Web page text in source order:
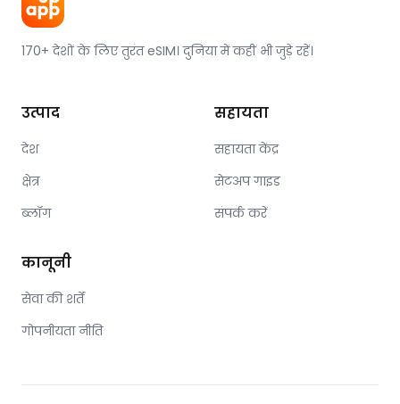
170+ देशों के लिए तुरंत eSIM। दुनिया में कहीं भी जुड़े रहें।
उत्पाद
देश
क्षेत्र
ब्लॉग
सहायता
सहायता केंद्र
सेटअप गाइड
संपर्क करें
कानूनी
सेवा की शर्तें
गोपनीयता नीति